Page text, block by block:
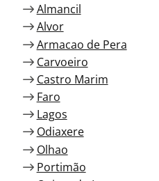
Almancil
Alvor
Armacao de Pera
Carvoeiro
Castro Marim
Faro
Lagos
Odiaxere
Olhao
Portimão